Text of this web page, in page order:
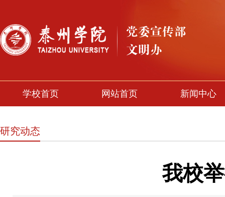
学校首页 网站首页 新闻中心
研究动态
我校